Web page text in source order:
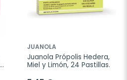
JUANOLA
Juanola Própolis Hedera,
Miel y Limón, 24 Pastillas.